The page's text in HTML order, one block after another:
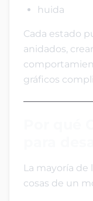
huida
Cada estado
anidados,
gráficos
La mayoría
cosas de un